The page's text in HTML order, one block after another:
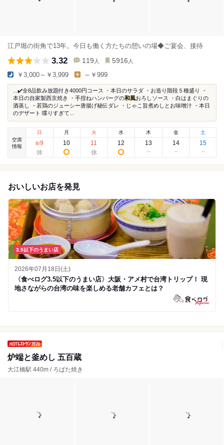
江戸堀の街角で13年。今日も働く方たちの憩いの場◆ご宴会、接待
3.32 119 人 5916 人
￥3,000～￥3,999 ～￥999
...✔️全8品飲み放題付き4000円コース ・本日のサラダ ・お造り階段５種盛り ・
本日の自家製西京焼き ・手捏ねハンバーグの和風おろしソース ・白はまぐりの
酒蒸し ・若鶏のジューシー唐揚げ秘伝ダレ ・じゃこ旨煮めしとお味噌汁 ・本日
のデザート 喋りすぎて...
空席
情報
日
8/9
月
10
火
11
水
12
木
13
金
14
土
15
おいしいお店を発見
3.5以下のうまい店
2026年07月18日(土)
〈食べログ3.5以下のうまい店〉大阪・アメ村で台湾トリップ！ 現
地さながらの台湾の味を楽しめる老舗カフェとは？
炉端と釜めし 五百蔵
大江橋駅 440m / ろばた焼き